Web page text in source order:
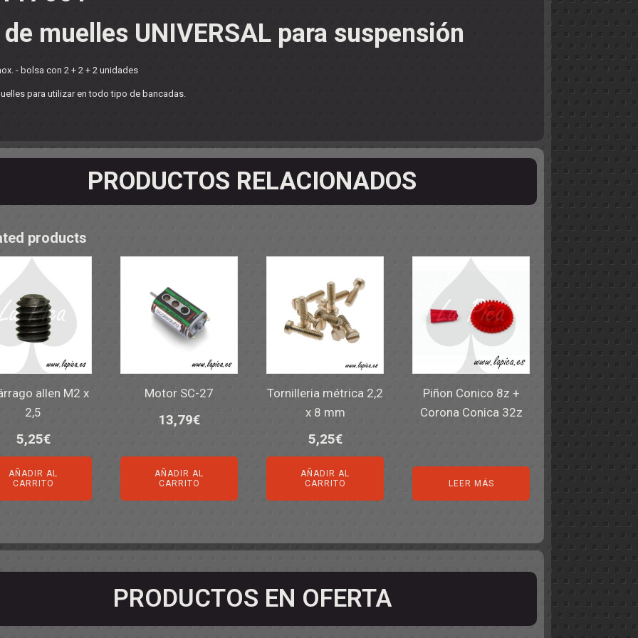
muelles UNIVERSAL para suspensión
- bolsa con 2 + 2 + 2 unidades
para utilizar en todo tipo de bancadas.
PRODUCTOS RELACIONADOS
products
allen M2 x
2,5
5,25€
AÑADIR AL
CARRITO
Motor SC-27
13,79€
AÑADIR AL
CARRITO
Tornilleria métrica 2,2
x 8 mm
5,25€
AÑADIR AL
CARRITO
Piñon Conico 8z +
Corona Conica 32z
LEER MÁS
PRODUCTOS EN OFERTA